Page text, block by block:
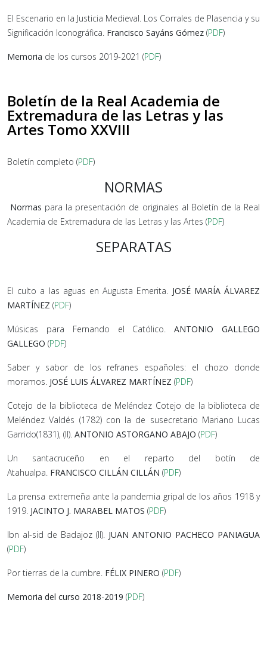
El Escenario en la Justicia Medieval. Los Corrales de Plasencia y su
Significación Iconográfica. Francisco Sayáns Gómez (PDF)
Memoria de los cursos 2019-2021 (PDF)
Boletín de la Real Academia de
Extremadura de las Letras y las
Artes Tomo XXVIII
Boletín completo (PDF)
NORMAS
Normas para la presentación de originales al Boletín de la Real
Academia de Extremadura de las Letras y las Artes (PDF)
SEPARATAS
El culto a las aguas en Augusta Emerita. JOSÉ MARÍA ÁLVAREZ
MARTÍNEZ (PDF)
Músicas para Fernando el Católico.ANTONIO GALLEGO
GALLEGO (PDF)
Saber y sabor de los refranes españoles: el chozo donde
moramos. JOSÉ LUIS ÁLVAREZ MARTÍNEZ (PDF)
Cotejo de la biblioteca de Meléndez Cotejo de la biblioteca de
Meléndez Valdés (1782) con la de susecretario Mariano Lucas
Garrido(1831), (II). ANTONIO ASTORGANO ABAJO (PDF)
Un santacruceño en el reparto del botín de
Atahualpa. FRANCISCO CILLÁN CILLÁN (PDF)
La prensa extremeña ante la pandemia gripal de los años 1918 y
1919. JACINTO J. MARABEL MATOS (PDF)
Ibn al-sid de Badajoz (II). JUAN ANTONIO PACHECO PANIAGUA
(PDF)
Por tierras de la cumbre. FÉLIX PINERO (PDF)
Memoria del curso 2018-2019 (PDF)